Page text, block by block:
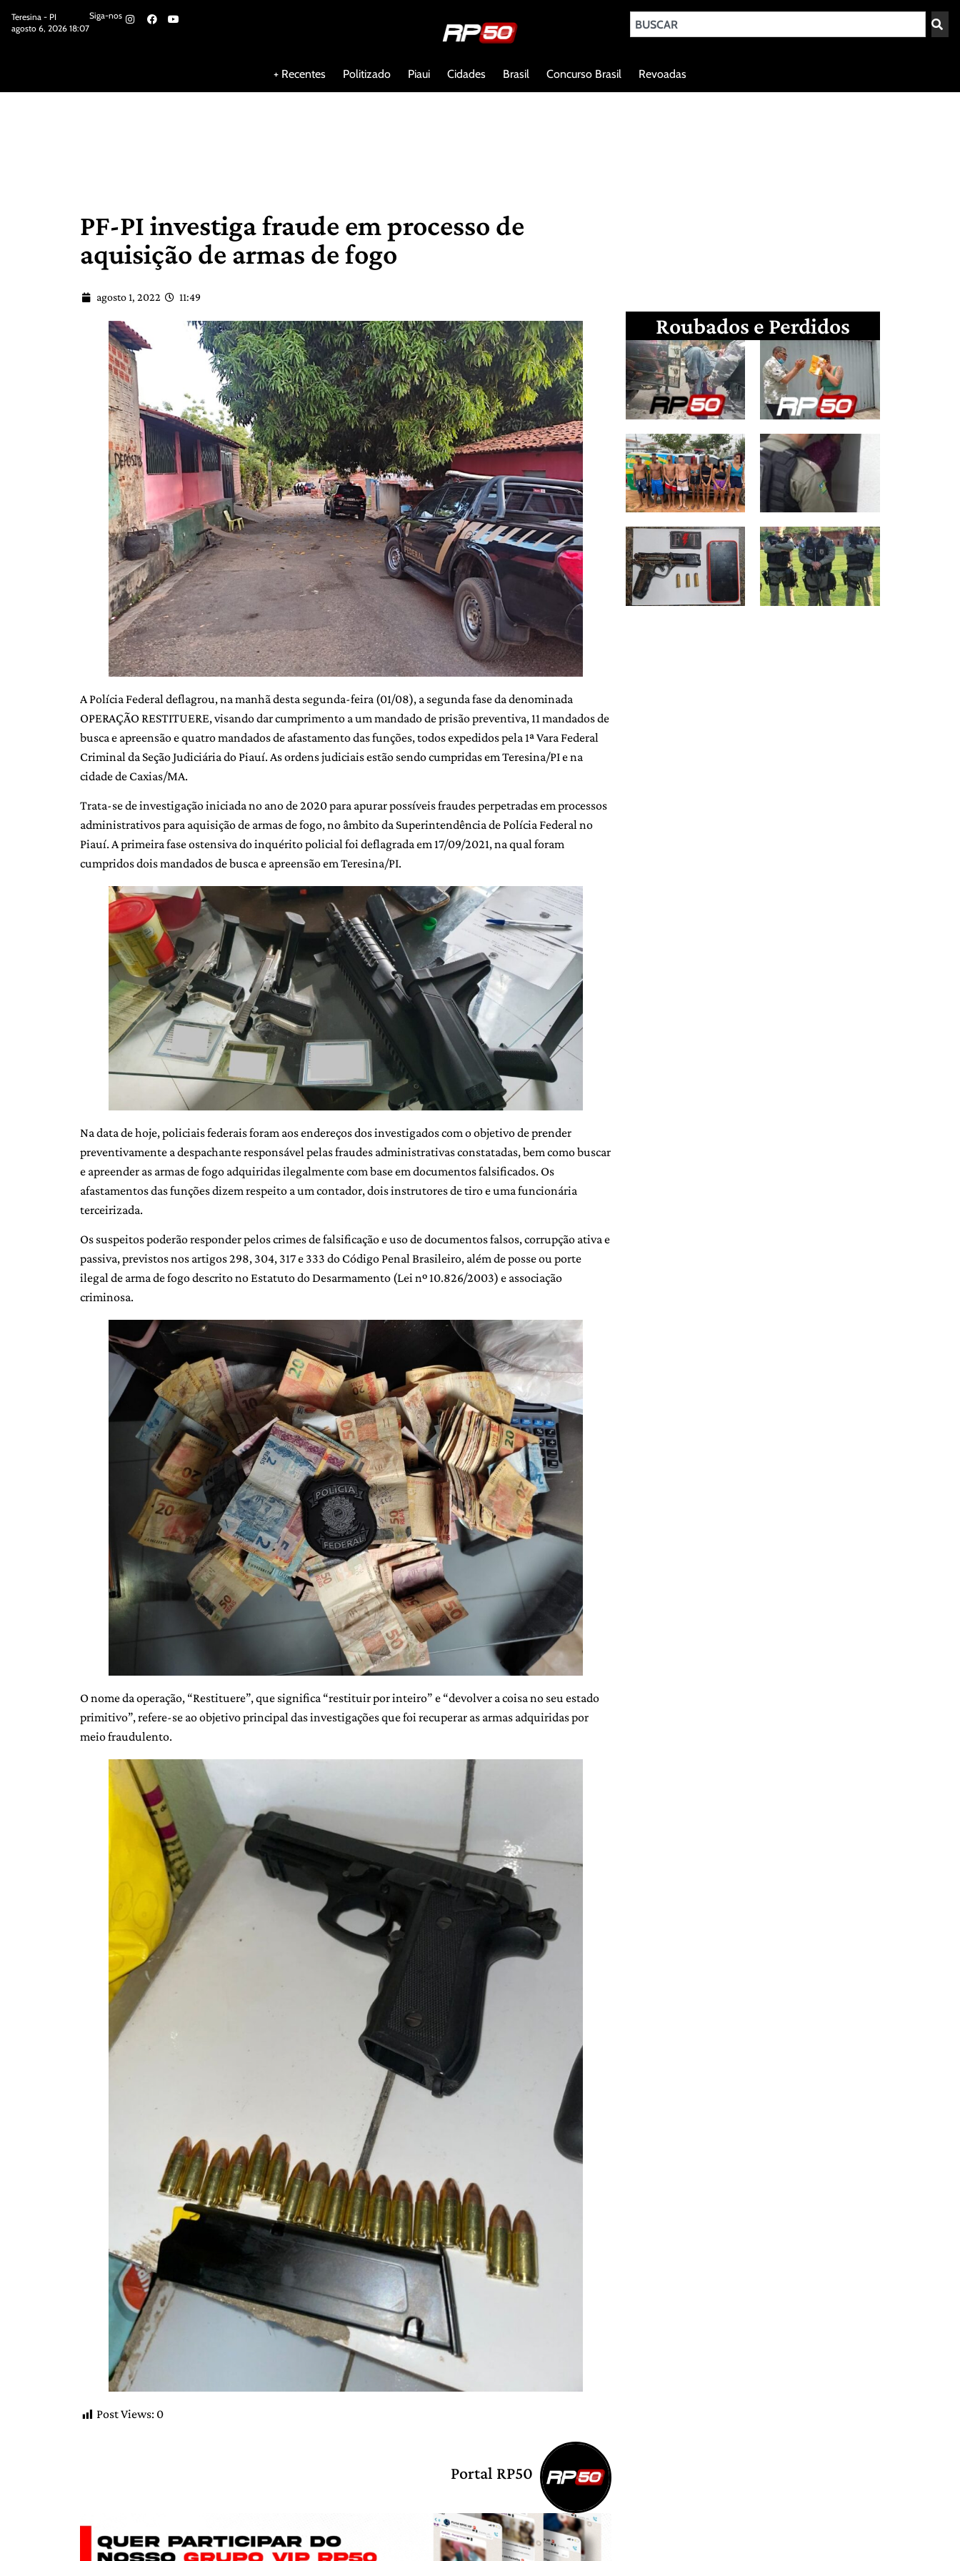
Teresina - PI
agosto 6, 2026 18:07
Siga-nos
+ Recentes Politizado Piaui Cidades Brasil Concurso Brasil Revoadas
PF-PI investiga fraude em processo de
aquisição de armas de fogo
agosto 1, 2022 11:49
A Polícia Federal deflagrou, na manhã desta segunda-feira (01/08), a segunda fase da denominada
OPERAÇÃO RESTITUERE, visando dar cumprimento a um mandado de prisão preventiva, 11 mandados de
busca e apreensão e quatro mandados de afastamento das funções, todos expedidos pela 1ª Vara Federal
Criminal da Seção Judiciária do Piauí. As ordens judiciais estão sendo cumpridas em Teresina/PI e na
cidade de Caxias/MA.
Trata-se de investigação iniciada no ano de 2020 para apurar possíveis fraudes perpetradas em processos
administrativos para aquisição de armas de fogo, no âmbito da Superintendência de Polícia Federal no
Piauí. A primeira fase ostensiva do inquérito policial foi deflagrada em 17/09/2021, na qual foram
cumpridos dois mandados de busca e apreensão em Teresina/PI.
Na data de hoje, policiais federais foram aos endereços dos investigados com o objetivo de prender
preventivamente a despachante responsável pelas fraudes administrativas constatadas, bem como buscar
e apreender as armas de fogo adquiridas ilegalmente com base em documentos falsificados. Os
afastamentos das funções dizem respeito a um contador, dois instrutores de tiro e uma funcionária
terceirizada.
Os suspeitos poderão responder pelos crimes de falsificação e uso de documentos falsos, corrupção ativa e
passiva, previstos nos artigos 298, 304, 317 e 333 do Código Penal Brasileiro, além de posse ou porte
ilegal de arma de fogo descrito no Estatuto do Desarmamento (Lei nº 10.826/2003) e associação
criminosa.
O nome da operação, “Restituere”, que significa “restituir por inteiro” e “devolver a coisa no seu estado
primitivo”, refere-se ao objetivo principal das investigações que foi recuperar as armas adquiridas por
meio fraudulento.
Post Views: 0
Portal RP50
Roubados e Perdidos